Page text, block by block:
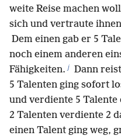
weite Reise machen
sich und vertraute
Dem einen gab er 5
noch einem anderen
Fähigkeiten. j Dann
5 Talenten ging sofort
und verdiente 5
2 Talenten verdiente 2
einen Talent ging weg,